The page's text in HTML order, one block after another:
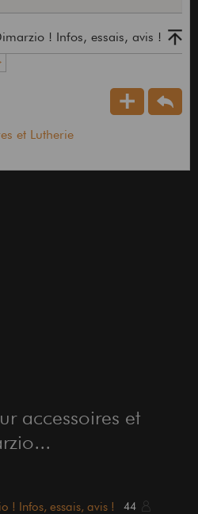
! Infos, essais, avis !
et Lutherie
accessoires et
! Infos, essais, avis ! 44